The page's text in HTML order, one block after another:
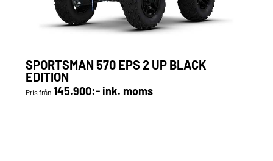
SPORTSMAN 570 EPS 2 UP BLACK
EDITION
Pris från 145.900:- ink. moms